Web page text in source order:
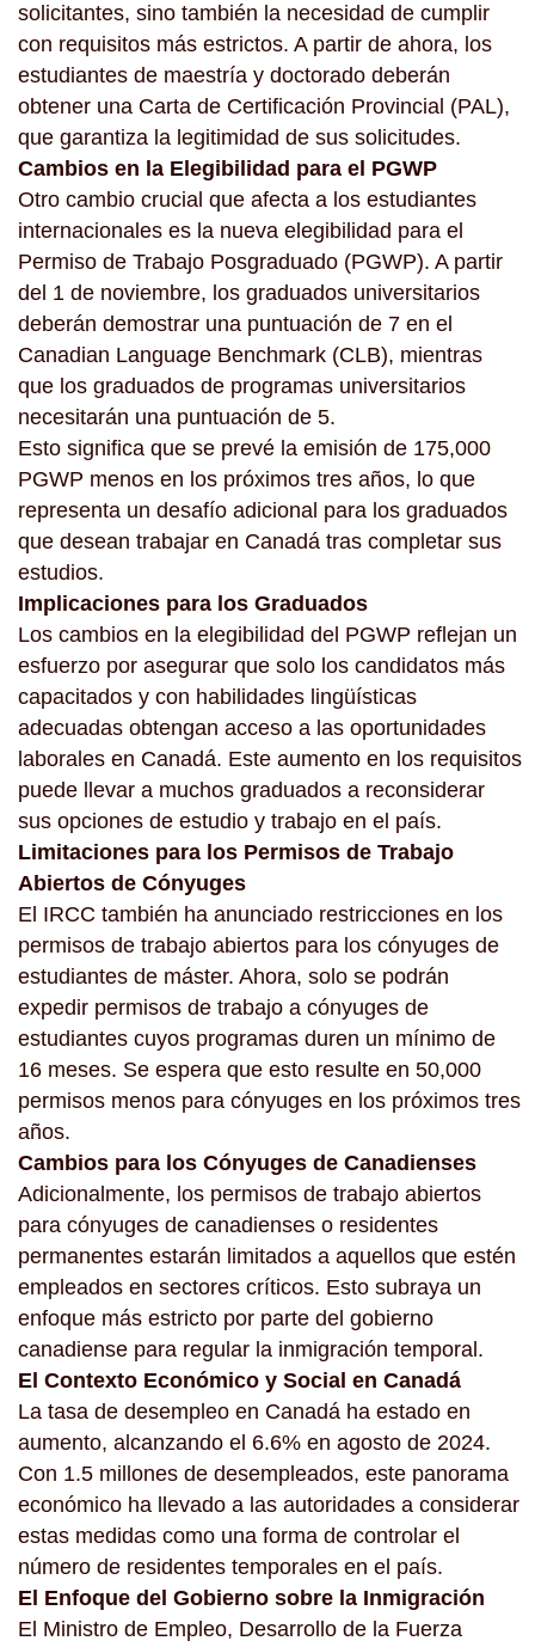
solicitantes, sino también la necesidad de cumplir
con requisitos más estrictos. A partir de ahora, los
estudiantes de maestría y doctorado deberán
obtener una Carta de Certificación Provincial (PAL),
que garantiza la legitimidad de sus solicitudes.
Cambios en la Elegibilidad para el PGWP
Otro cambio crucial que afecta a los estudiantes
internacionales es la nueva elegibilidad para el
Permiso de Trabajo Posgraduado (PGWP). A partir
del 1 de noviembre, los graduados universitarios
deberán demostrar una puntuación de 7 en el
Canadian Language Benchmark (CLB), mientras
que los graduados de programas universitarios
necesitarán una puntuación de 5.
Esto significa que se prevé la emisión de 175,000
PGWP menos en los próximos tres años, lo que
representa un desafío adicional para los graduados
que desean trabajar en Canadá tras completar sus
estudios.
Implicaciones para los Graduados
Los cambios en la elegibilidad del PGWP reflejan un
esfuerzo por asegurar que solo los candidatos más
capacitados y con habilidades lingüísticas
adecuadas obtengan acceso a las oportunidades
laborales en Canadá. Este aumento en los requisitos
puede llevar a muchos graduados a reconsiderar
sus opciones de estudio y trabajo en el país.
Limitaciones para los Permisos de Trabajo
Abiertos de Cónyuges
El IRCC también ha anunciado restricciones en los
permisos de trabajo abiertos para los cónyuges de
estudiantes de máster. Ahora, solo se podrán
expedir permisos de trabajo a cónyuges de
estudiantes cuyos programas duren un mínimo de
16 meses. Se espera que esto resulte en 50,000
permisos menos para cónyuges en los próximos tres
años.
Cambios para los Cónyuges de Canadienses
Adicionalmente, los permisos de trabajo abiertos
para cónyuges de canadienses o residentes
permanentes estarán limitados a aquellos que estén
empleados en sectores críticos. Esto subraya un
enfoque más estricto por parte del gobierno
canadiense para regular la inmigración temporal.
El Contexto Económico y Social en Canadá
La tasa de desempleo en Canadá ha estado en
aumento, alcanzando el 6.6% en agosto de 2024.
Con 1.5 millones de desempleados, este panorama
económico ha llevado a las autoridades a considerar
estas medidas como una forma de controlar el
número de residentes temporales en el país.
El Enfoque del Gobierno sobre la Inmigración
El Ministro de Empleo, Desarrollo de la Fuerza